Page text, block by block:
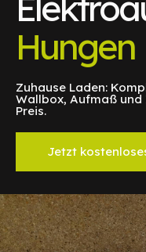
Hungen
Zuhause Laden:
Wallbox, Aufmaß
Preis.
Jetzt